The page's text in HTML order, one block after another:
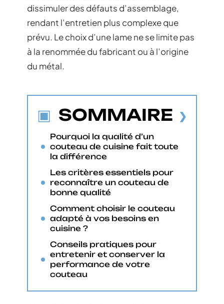
dissimuler des défauts d’assemblage,
rendant l’entretien plus complexe que
prévu. Le choix d’une lame ne se limite pas
à la renommée du fabricant ou à l’origine
du métal.
SOMMAIRE
Pourquoi la qualité d’un
couteau de cuisine fait toute
la différence
Les critères essentiels pour
reconnaître un couteau de
bonne qualité
Comment choisir le couteau
adapté à vos besoins en
cuisine ?
Conseils pratiques pour
entretenir et conserver la
performance de votre
couteau